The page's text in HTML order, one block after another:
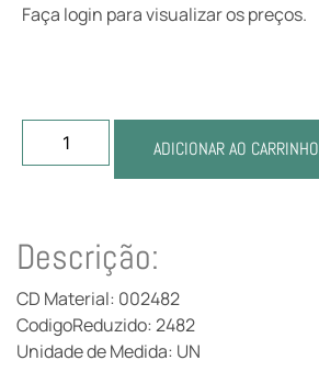
Faça login para visualizar os preços.
ADICIONAR AO CARRINHO
Descrição:
CD Material: 002482
CodigoReduzido: 2482
Unidade de Medida: UN